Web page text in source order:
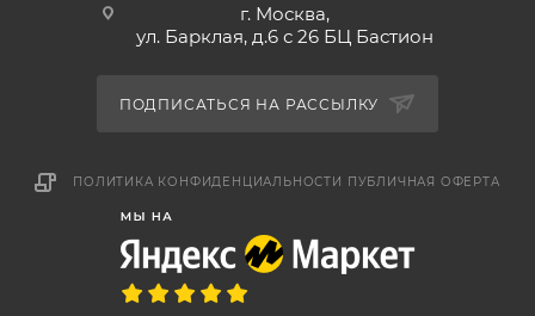
г. Москва,
ул. Барклая, д.6 с 26 БЦ Бастион
ПОДПИСАТЬСЯ НА РАССЫЛКУ
ПОЛИТИКА КОНФИДЕНЦИАЛЬНОСТИ ПУБЛИЧНАЯ ОФЕРТА